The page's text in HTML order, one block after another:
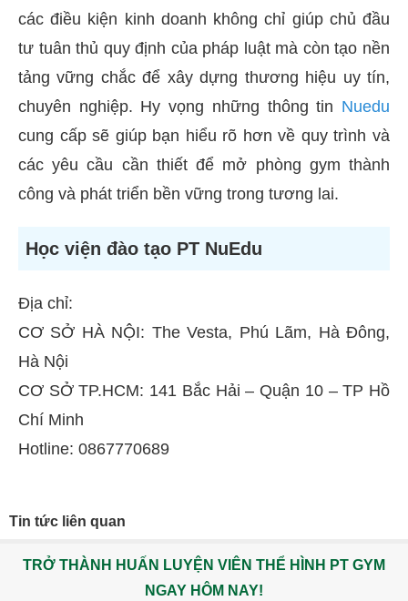
các điều kiện kinh doanh không chỉ giúp chủ đầu
tư tuân thủ quy định của pháp luật mà còn tạo nền
tảng vững chắc để xây dựng thương hiệu uy tín,
chuyên nghiệp. Hy vọng những thông tin Nuedu
cung cấp sẽ giúp bạn hiểu rõ hơn về quy trình và
các yêu cầu cần thiết để mở phòng gym thành
công và phát triển bền vững trong tương lai.
Học viện đào tạo PT NuEdu
Địa chỉ:
CƠ SỞ HÀ NỘI: The Vesta, Phú Lãm, Hà Đông,
Hà Nội
CƠ SỞ TP.HCM: 141 Bắc Hải – Quận 10 – TP Hồ
Chí Minh
Hotline: 0867770689
Tin tức liên quan
TRỞ THÀNH HUẤN LUYỆN VIÊN THỂ HÌNH PT GYM
NGAY HÔM NAY!